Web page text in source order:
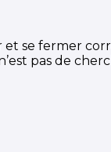
et se fermer
pas de